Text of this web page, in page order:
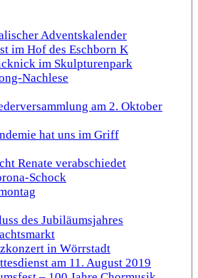
Adventskalender
im Hof des Eschborn K
im Skulpturenpark
Nachlese
am 2. Oktober
hat uns im Griff
Renate verabschiedet
Schock
des Jubiläumsjahres
in Wörrstadt
am 11. August 2019